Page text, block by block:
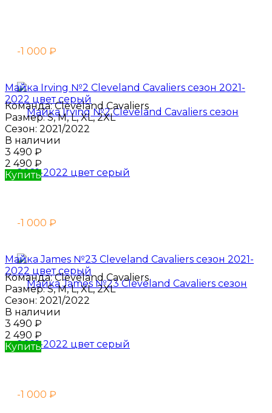
-1 000 ₽
Майка Irving №2 Cleveland Cavaliers сезон 2021-
2022 цвет серый
Команда:Cleveland Cavaliers
Размер:S, M, L, XL, 2XL
Сезон: 2021/2022
В наличии
3 490 ₽
2 490 ₽
Купить
-1 000 ₽
Майка James №23 Cleveland Cavaliers сезон 2021-
2022 цвет серый
Команда:Cleveland Cavaliers
Размер:S, M, L, XL, 2XL
Сезон: 2021/2022
В наличии
3 490 ₽
2 490 ₽
Купить
-1 000 ₽